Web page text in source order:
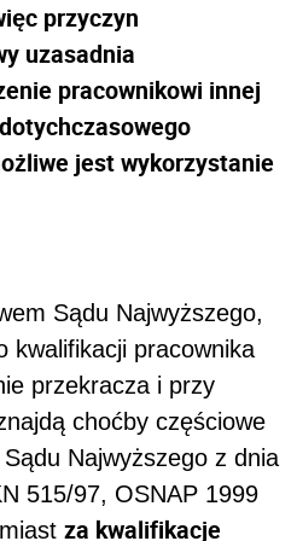
przyczyn
uzasadnia
pracownikowi innej
jest wykorzystanie
Sądu Najwyższego,
kwalifikacji pracownika
przekracza i przy
choćby częściowe
Najwyższego z dnia
515/97, OSNAP 1999
za kwalifikacje